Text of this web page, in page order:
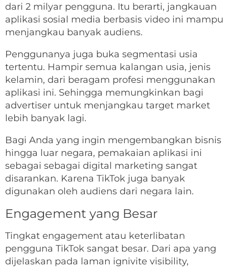
dari 2 milyar pengguna. Itu berarti, jangkauan
aplikasi sosial media berbasis video ini mampu
menjangkau banyak audiens.
Penggunanya juga buka segmentasi usia
tertentu. Hampir semua kalangan usia, jenis
kelamin, dari beragam profesi menggunakan
aplikasi ini. Sehingga memungkinkan bagi
advertiser untuk menjangkau target market
lebih banyak lagi.
Bagi Anda yang ingin mengembangkan bisnis
hingga luar negara, pemakaian aplikasi ini
sebagai sebagai digital marketing sangat
disarankan. Karena TikTok juga banyak
digunakan oleh audiens dari negara lain.
Engagement yang Besar
Tingkat engagement atau keterlibatan
pengguna TikTok sangat besar. Dari apa yang
dijelaskan pada laman ignivite visibility,